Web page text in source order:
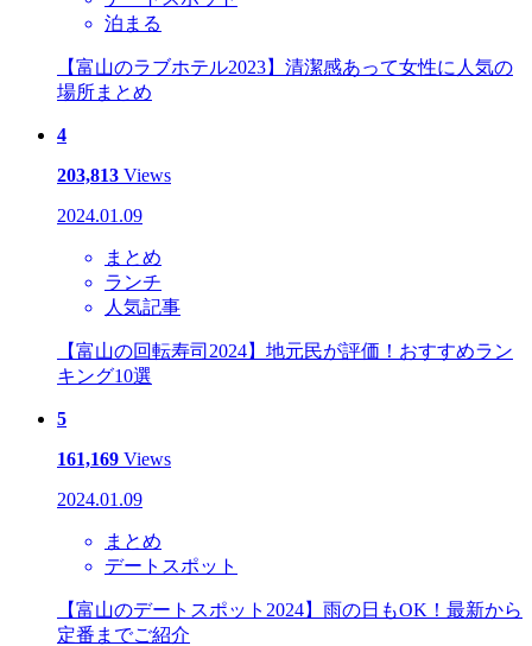
泊まる
【富山のラブホテル2023】清潔感あって女性に人気の
場所まとめ
4
203,813 Views
2024.01.09
まとめ
ランチ
人気記事
【富山の回転寿司2024】地元民が評価！おすすめラン
キング10選
5
161,169 Views
2024.01.09
まとめ
デートスポット
【富山のデートスポット2024】雨の日もOK！最新から
定番までご紹介